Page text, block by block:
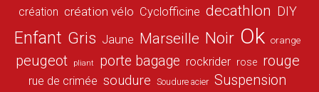
création création vélo Cyclofficine decathlon DIY
Enfant Gris Jaune Marseille Noir Ok orange
peugeot pliant porte bagage rockrider rose rouge
rue de crimée soudure Soudure acier Suspension